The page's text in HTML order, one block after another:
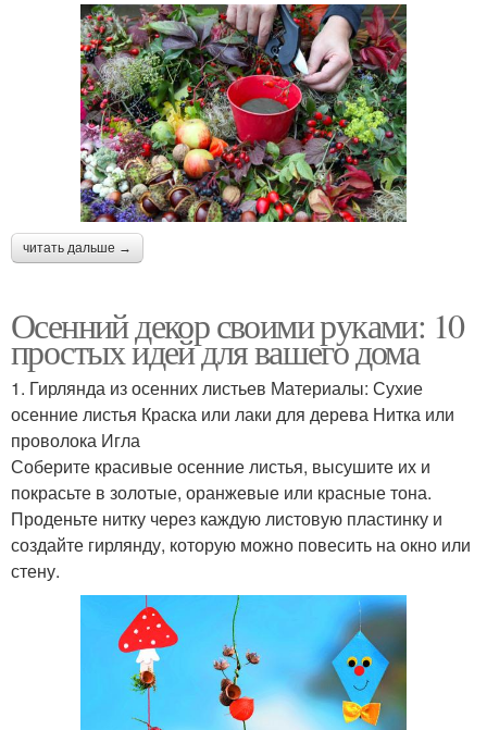
читать дальше →
Осенний декор своими руками: 10
простых идей для вашего дома
1. Гирлянда из осенних листьев Материалы: Сухие
осенние листья Краска или лаки для дерева Нитка или
проволока Игла
Соберите красивые осенние листья, высушите их и
покрасьте в золотые, оранжевые или красные тона.
Проденьте нитку через каждую листовую пластинку и
создайте гирлянду, которую можно повесить на окно или
стену.